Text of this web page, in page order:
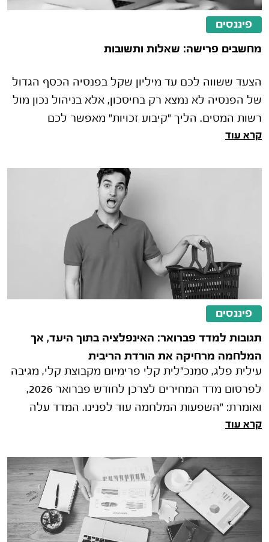
פיננסים
מחשבים פרישה: שאלות ותשובות
הצעד ששווה לכם עד מיליון שקל בפנסיה הכסף הגדול
של הפנסיה לא נמצא רק בחיסכון, אלא בניהול נכון מול
רשות המסים. הליך "קיבוע זכויות" מאפשר לכם
להחליט איך לנצל את סל הפטורי
קרא עוד
פיננסים
תגובות למדד פברואר: האינפלציה בתוך היעד, אך
המלחמה מרחיקה את הורדת הריבית
עילית פלג, סמנכ"לית קלי פרימיום מקבוצת קלי, מגיבה
לפרסום מדד המחירים לצרכן לחודש פברואר 2026,
ואומרת: "השפעות המלחמה עוד לפנינו. המדד עלה
בפברואר ב-0.2%, מעט מעל ממוצע ציפי
קרא עוד